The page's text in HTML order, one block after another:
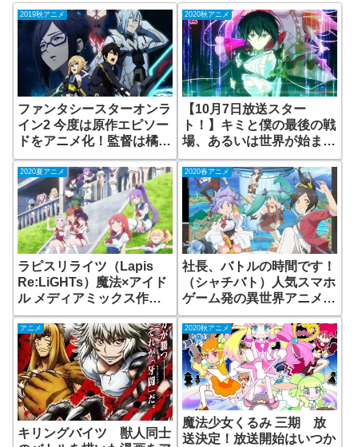
2019秋アニメ
ファンタシースターオンラ
イン2 今度は原作エピソー
ドをアニメ化！監督は橘正
紀さん
2020秋アニメ
【10月7日放送スター
ト！】キミと僕の最後の戦
場、あるいは世界が始まる
聖戦（キミ戦） 人気のラ
イトノベルをアニメ化 放
送はいつ？
2020夏アニメ
ラピスリライツ（Lapis
Re:LiGHTs）魔法×アイド
ル メディアミックス作品
をアニメ化 無料で見られ
る動画配信サイトはある？
2020春アニメ
社長、バトルの時間です！
（シャチバト）人気スマホ
ゲーム発の異世界アニメ
無料動画配信はある？池下
博紀さん初監督作品
アニメ
キリングバイツ 獣人同士
2020秋アニメ
魔法少女くるみ 三期 放
送決定！放送開始はいつか